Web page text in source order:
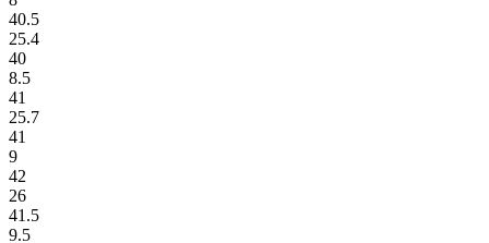
40.5
25.4
40
8.5
41
25.7
41
9
42
26
41.5
9.5